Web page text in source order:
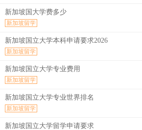
新加坡国大学费多少
新加坡留学
新加坡国立大学本科申请要求2026
新加坡留学
新加坡国立大学专业费用
新加坡留学
新加坡国立大学专业世界排名
新加坡留学
新加坡国立大学留学申请要求